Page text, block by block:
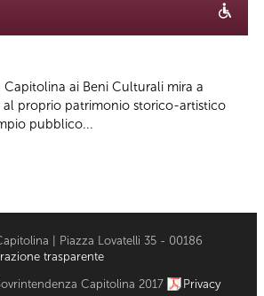
Capitolina ai Beni Culturali mira a
al proprio patrimonio storico-artistico
pubblico...
| Piazza Lovatelli 35 - 00186
trasparente
Capitolina 2017 Privacy